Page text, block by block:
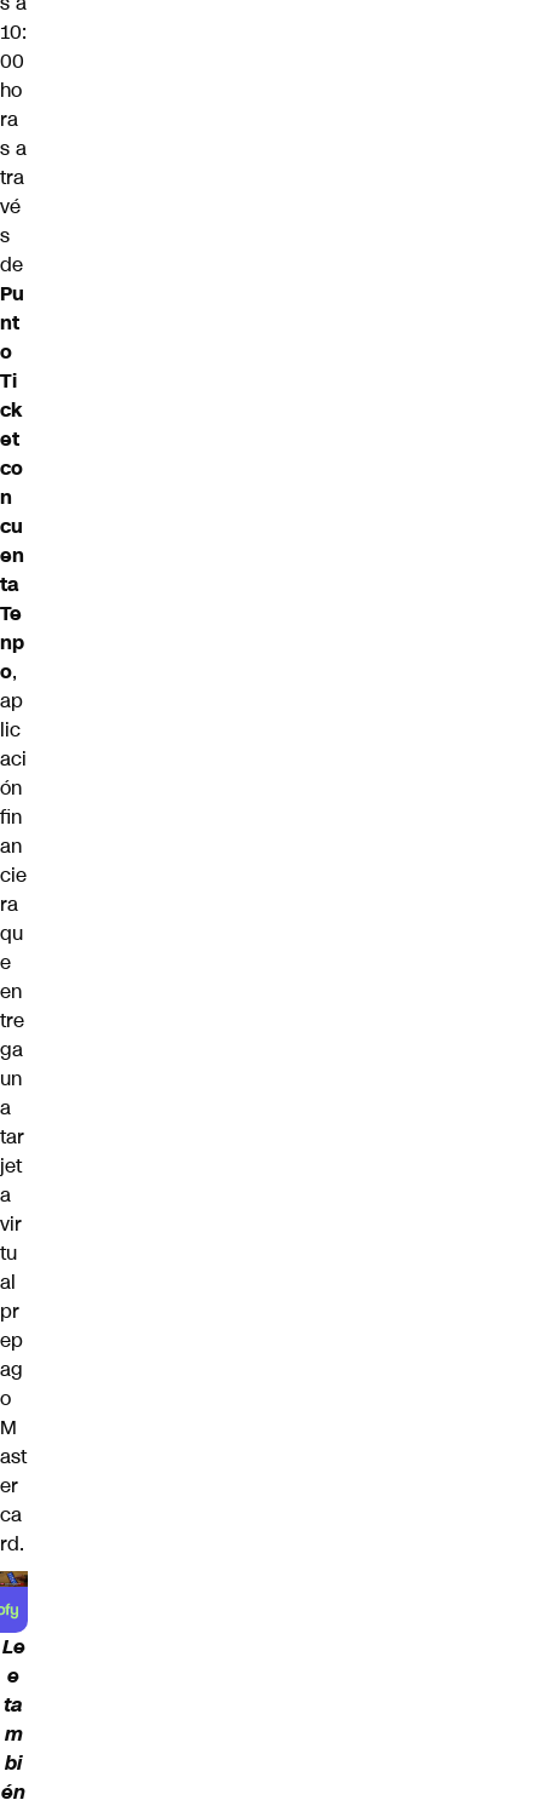
10:
00
ho
ra
s a
tra
vé
s
de
Pu
nt
o
Ti
ck
et
co
n
cu
en
ta
Te
np
o,
ap
lic
aci
ón
fin
an
cie
ra
qu
e
en
tre
ga
un
a
tar
jet
a
vir
tu
al
pr
ep
ag
o
M
ast
er
ca
rd.
Le
e
ta
m
bi
én